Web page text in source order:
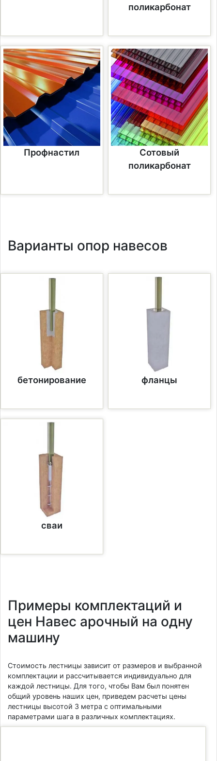
поликарбонат
Профнастил
Сотовый
поликарбонат
Варианты опор навесов
бетонирование фланцы
сваи
Примеры комплектаций и
цен Навес арочный на одну
машину
Стоимость лестницы зависит от размеров и выбранной
комплектации и рассчитывается индивидуально для
каждой лестницы. Для того, чтобы Вам был понятен
общий уровень наших цен, приведем расчеты цены
лестницы высотой 3 метра с оптимальными
параметрами шага в различных комплектациях.